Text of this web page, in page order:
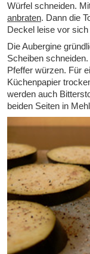
Würfel schneiden.
anbraten. Dann die
Deckel leise vor
Die Aubergine
Scheiben
Pfeffer würzen. Für
Küchenpapier
werden auch
beiden Seiten in